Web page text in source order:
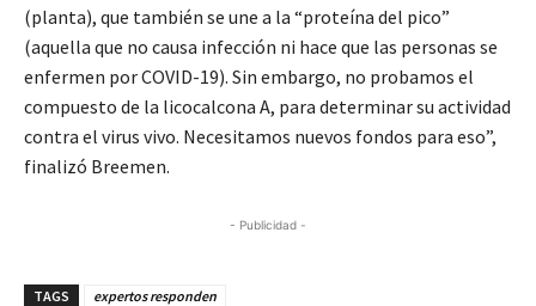
(planta), que también se une a la “proteína del pico”
(aquella que no causa infección ni hace que las personas se
enfermen por COVID-19). Sin embargo, no probamos el
compuesto de la licocalcona A, para determinar su actividad
contra el virus vivo. Necesitamos nuevos fondos para eso”,
finalizó Breemen.
- Publicidad -
TAGS
expertos responden